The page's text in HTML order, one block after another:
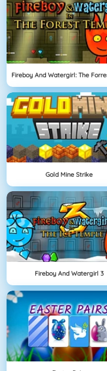
Gold Mine Strike
Fireboy And Watergirl 3